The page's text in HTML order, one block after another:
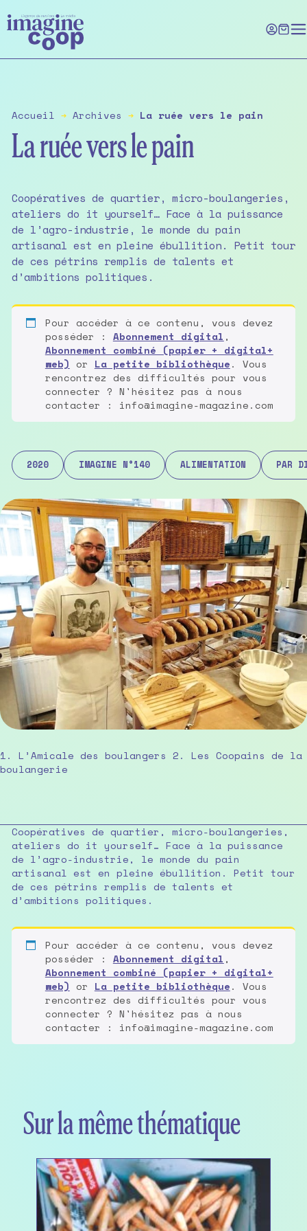
to
the
content
Accueil ➔ Archives ➔ La ruée vers le pain
La ruée vers le pain
Coopératives de quartier, micro-boulangeries,
ateliers do it yourself… Face à la puissance
de l’agro-industrie, le monde du pain
artisanal est en pleine ébullition. Petit tour
de ces pétrins remplis de talents et
d’ambitions politiques.
Pour accéder à ce contenu, vous devez
posséder : Abonnement digital ,
Abonnement combiné (papier + digital+
web) or La petite bibliothèque. Vous
rencontrez des difficultés pour vous
connecter ? N'hésitez pas à nous
contacter : info@imagine-magazine.com
2020 IMAGINE N°140 ALIMENTATION PAR
1. L’Amicale des boulangers 2. Les Coopains de la
boulangerie
Coopératives de quartier, micro-boulangeries,
ateliers do it yourself… Face à la puissance
de l’agro-industrie, le monde du pain
artisanal est en pleine ébullition. Petit tour
de ces pétrins remplis de talents et
d’ambitions politiques.
Pour accéder à ce contenu, vous devez
posséder : Abonnement digital ,
Abonnement combiné (papier + digital+
web) or La petite bibliothèque. Vous
rencontrez des difficultés pour vous
connecter ? N'hésitez pas à nous
contacter : info@imagine-magazine.com
Sur la même thématique